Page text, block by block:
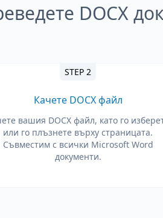
DOCX
STEP 2
Качете DOCX файл
вашия DOCX файл, като го
или го плъзнете върху страницата.
Съвместим с всички Microsoft Word
документи.